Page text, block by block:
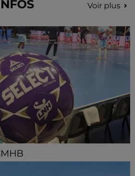
Voir plus
vendredi 7 août, le